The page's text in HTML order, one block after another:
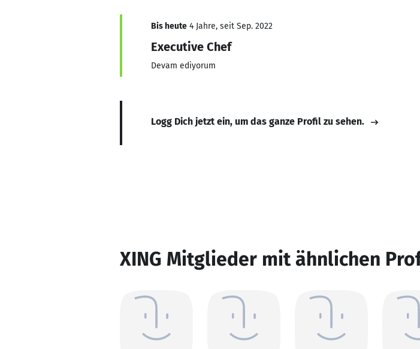
Bis heute 4 Jahre, seit Sep. 2022
Executive Chef
Devam ediyorum
Logg Dich jetzt ein, um das ganze Profil zu sehen.
XING Mitglieder mit ähnlichen